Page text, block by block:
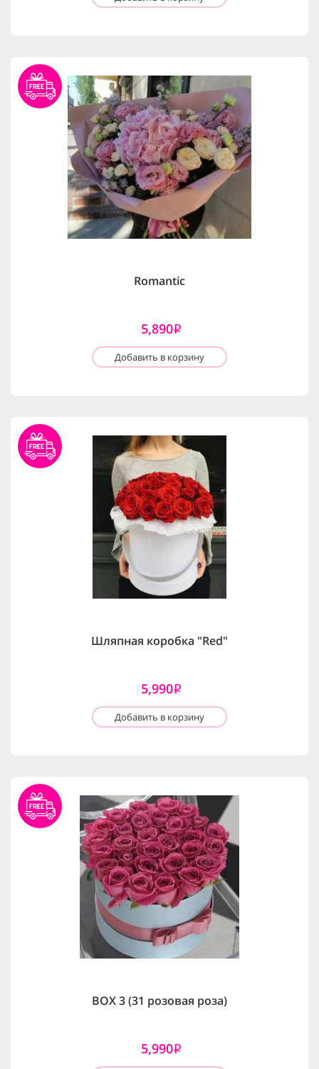
Romantic
5,890i
Добавить в корзину
Шляпная коробка "Red"
5,990i
Добавить в корзину
BOX 3 (31 розовая роза)
5,990i